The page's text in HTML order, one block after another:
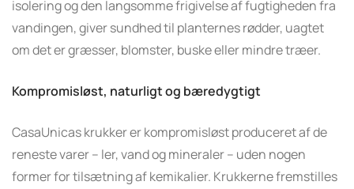
isolering og den langsomme frigivelse af fugtigheden fra
vandingen, giver sundhed til planternes rødder, uagtet
om det er græsser, blomster, buske eller mindre træer.
Kompromisløst, naturligt og bæredygtigt
CasaUnicas krukker er kompromisløst produceret af de
reneste varer – ler, vand og mineraler – uden nogen
former for tilsætning af kemikalier. Krukkerne fremstilles